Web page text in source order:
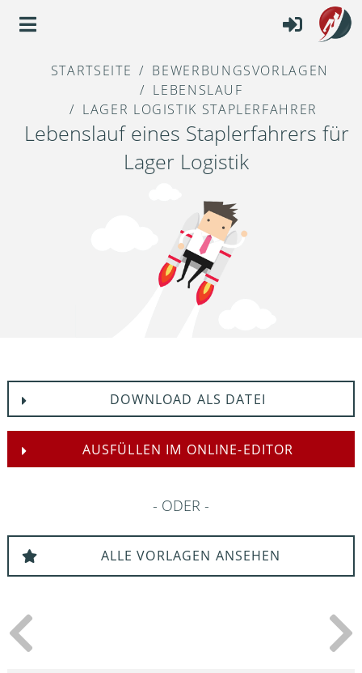
STARTSEITE
BEWERBUNGSVORLAGEN
LEBENSLAUF
LAGER LOGISTIK STAPLERFAHRER
Lebenslauf eines Staplerfahrers für
Lager Logistik
DOWNLOAD ALS DATEI
AUSFÜLLEN IM ONLINE-EDITOR
ODER
ALLE VORLAGEN ANSEHEN